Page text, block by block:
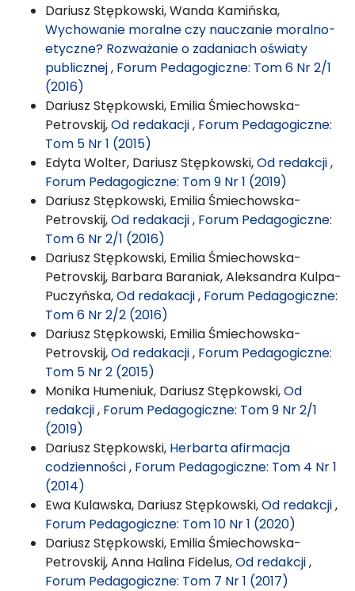
Dariusz Stępkowski, Wanda Kamińska,
Wychowanie moralne czy nauczanie moralno-
etyczne? Rozważanie o zadaniach oświaty
publicznej, Forum Pedagogiczne: Tom 6 Nr 2/1
(2016)
Dariusz Stępkowski, Emilia Śmiechowska-
Petrovskij,Od redakacji, Forum Pedagogiczne:
Tom 5 Nr 1 (2015)
Edyta Wolter, Dariusz Stępkowski,Od redakcji,
Forum Pedagogiczne: Tom 9 Nr 1 (2019)
Dariusz Stępkowski, Emilia Śmiechowska-
Petrovskij,Od redakacji, Forum Pedagogiczne:
Tom 6 Nr 2/1 (2016)
Dariusz Stępkowski, Emilia Śmiechowska-
Petrovskij, Barbara Baraniak, Aleksandra Kulpa-
Puczyńska,Od redakacji, Forum Pedagogiczne:
Tom 6 Nr 2/2 (2016)
Dariusz Stępkowski, Emilia Śmiechowska-
Petrovskij,Od redakacji, Forum Pedagogiczne:
Tom 5 Nr 2 (2015)
Monika Humeniuk, Dariusz Stępkowski,Od
redakcji, Forum Pedagogiczne: Tom 9 Nr 2/1
(2019)
Dariusz Stępkowski, Herbarta afirmacja
codzienności, Forum Pedagogiczne: Tom 4 Nr 1
(2014)
Ewa Kulawska, Dariusz Stępkowski,Od redakcji,
Forum Pedagogiczne: Tom 10 Nr 1 (2020)
Dariusz Stępkowski, Emilia Śmiechowska-
Petrovskij, Anna Halina Fidelus,Od redakcji,
Forum Pedagogiczne: Tom 7 Nr 1 (2017)